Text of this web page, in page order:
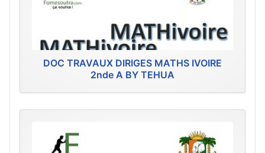
DOC TRAVAUX DIRIGES MATHS IVOIRE
2nde A BY TEHUA